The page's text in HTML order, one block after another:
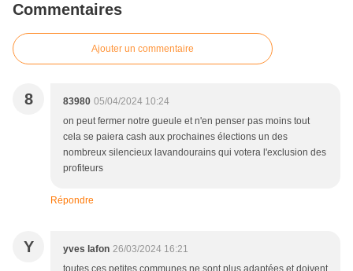
Commentaires
Ajouter un commentaire
8 83980 05/04/2024 10:24
on peut fermer notre gueule et n'en penser pas moins tout
cela se paiera cash aux prochaines élections un des
nombreux silencieux lavandourains qui votera l'exclusion des
profiteurs
Répondre
Y yves lafon 26/03/2024 16:21
toutes ces petites communes ne sont plus adaptées et doivent